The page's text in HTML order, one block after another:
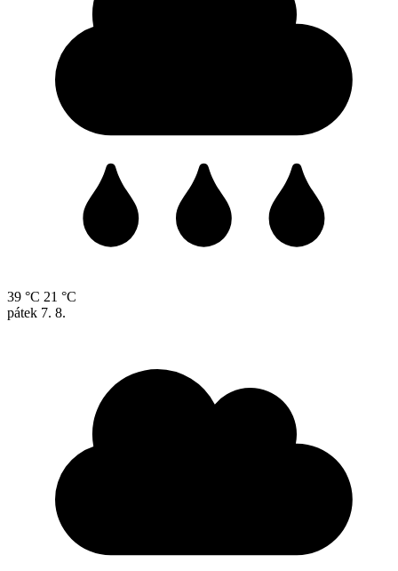
39 °C 21 °C
pátek 7. 8.